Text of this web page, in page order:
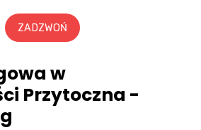
ZADZWOŃ
w
Przytoczna -